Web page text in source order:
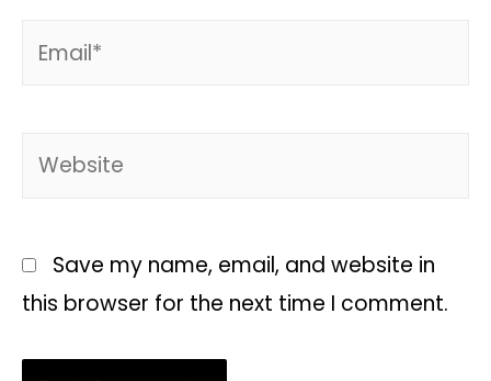
Save my name, email, and website in
this browser for the next time I comment.